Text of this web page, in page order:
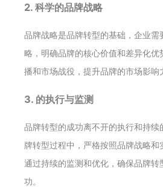
2. 科学的品牌战略
品牌战略是品牌转型的基础，企业需
略，明确品牌的核心价值和差异化优
播和市场战役，提升品牌的市场影响
3. 的执行与监测
品牌转型的成功离不开的执行和持续
牌转型过程中，严格按照品牌战略
通过持续的监测和优化，确保品牌转
功。